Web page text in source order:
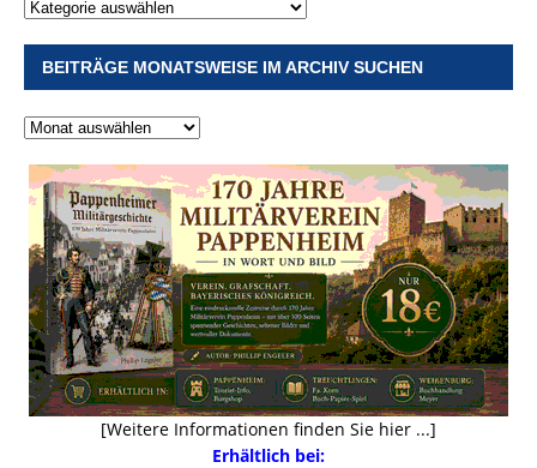
BEITRÄGE MONATSWEISE IM ARCHIV SUCHEN
[Weitere Informationen finden Sie hier ...]
Erhältlich bei: